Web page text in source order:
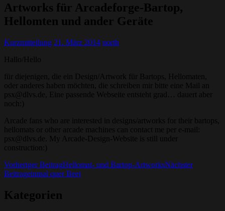
Artworks für Arcadeforge-Bartop,
Hellomten und ander Geräte
Kurzmitteilung 21. März 2014 north
Hallo/Hello
für diejenigen, die ein Design/Artwork für Bartops, Hellomaten,
oder anderes haben möchten, die schreiben mir bitte eine Mail an
psx@dlvs.de, Eine passende Webseite entsteht grad… dauert aber
noch:)
Arcade fans who are interested in designs/artworks for their bartops,
hellomats or other arcade machines can contact me per e-mail:
psx@dlvs.de. My Arcade-Design-Website is still under
construction:)
Beitrags-
Navigation
Vorheriger BeitragHellomat- und Bartop-ArtworksNächster
Beitrageinmal quer Beet
Kategorien